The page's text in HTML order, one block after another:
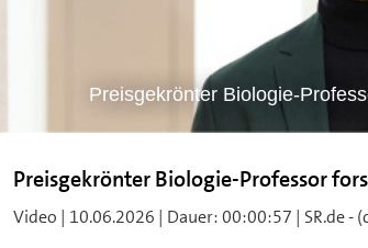
Preisgekrönter Biologie-
Preisgekrönter Biologie-Professor
Video | 10.06.2026 | Dauer: 00:00:57 | SR.de -